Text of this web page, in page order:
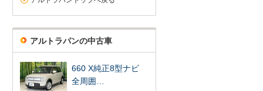
アルトラパンの中古車
660 X純正8型ナビ
全周囲…